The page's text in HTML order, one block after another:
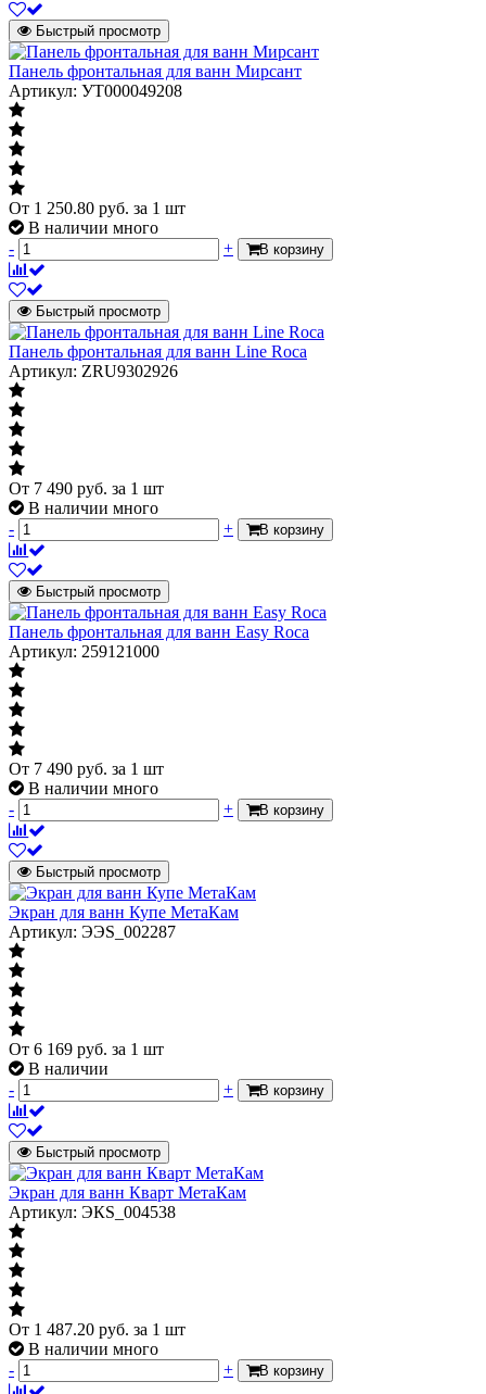
Быстрый просмотр
Панель фронтальная для ванн Мирсант
Артикул: УТ000049208
От 1 250.80 руб. за 1 шт
В наличии много
-
+ В корзину
Быстрый просмотр
Панель фронтальная для ванн Line Roca
Артикул: ZRU9302926
От 7 490 руб. за 1 шт
В наличии много
-
+ В корзину
Быстрый просмотр
Панель фронтальная для ванн Easy Roca
Артикул: 259121000
От 7 490 руб. за 1 шт
В наличии много
-
+ В корзину
Быстрый просмотр
Экран для ванн Купе МетаКам
Артикул: ЭЭS_002287
От 6 169 руб. за 1 шт
В наличии
-
+ В корзину
Быстрый просмотр
Экран для ванн Кварт МетаКам
Артикул: ЭКS_004538
От 1 487.20 руб. за 1 шт
В наличии много
-
+ В корзину